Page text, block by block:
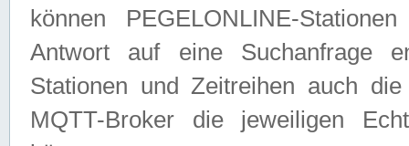
können PEGELONLINE-
Antwort auf eine Suchanfrage
Stationen und Zeitreihen auch
MQTT-Broker die jeweiligen